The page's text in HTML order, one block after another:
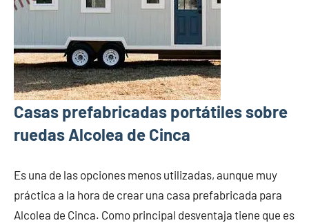
Casas prefabricadas portátiles sobre
ruedas Alcolea de Cinca
Es una de las opciones menos utilizadas, aunque muy
práctica a la hora de crear una casa prefabricada para
Alcolea de Cinca. Como principal desventaja tiene que es